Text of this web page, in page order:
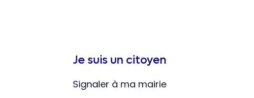
Je suis un citoyen
Signaler à ma mairie